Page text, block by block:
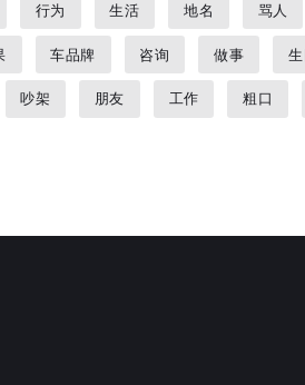
行为 生活 地名 骂人
车品牌 咨询 做事 生
吵架 朋友 工作 粗口